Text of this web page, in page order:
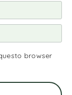
browser